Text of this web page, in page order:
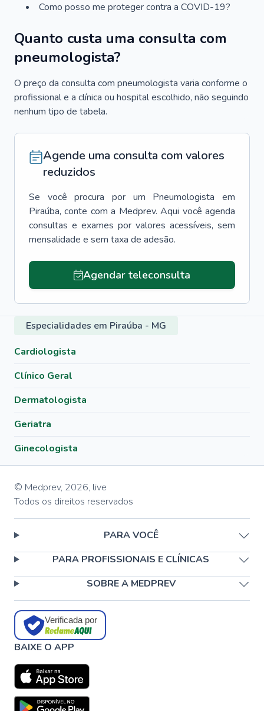
Como posso me proteger contra a COVID-19?
Quanto custa uma consulta com
pneumologista?
O preço da consulta com pneumologista varia conforme o
profissional e a clínica ou hospital escolhido, não seguindo
nenhum tipo de tabela.
Agende uma consulta com valores
reduzidos
Se você procura por um Pneumologista
em
Piraúba, conte com a Medprev. Aqui você agenda
consultas e exames por valores acessíveis, sem
mensalidade e sem taxa de adesão.
Agendar teleconsulta
Especialidades em Piraúba - MG
Cardiologista
Clínico Geral
Dermatologista
Geriatra
Ginecologista
© Medprev, 2026, live
Todos os direitos reservados
PARA VOCÊ
PARA PROFISSIONAIS E CLÍNICAS
SOBRE A MEDPREV
Verificada por
BAIXE O APP